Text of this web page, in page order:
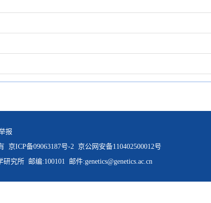
报
京ICP备09063187号-2京公网安备110402500012号
究所 邮编:100101 邮件:genetics@genetics.ac.cn